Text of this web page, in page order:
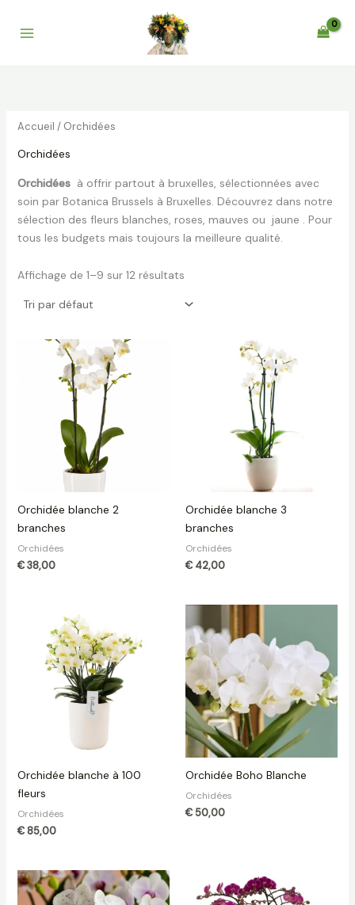
Accueil / Orchidées
Orchidées
Orchidéesà offrir partout à bruxelles, sélectionnées avec
soin par Botanica Brussels à Bruxelles. Découvrez dans notre
sélection des fleurs blanches, roses, mauves ou jaune . Pour
tous les budgets mais toujours la meilleure qualité.
Affichage de 1–9 sur 12 résultats
Orchidée blanche 2
branches
Orchidées
€38,00
Orchidée blanche 3
branches
Orchidées
€ 42,00
Orchidée blanche à 100
fleurs
Orchidées
€85,00
Orchidée Boho Blanche
Orchidées
€ 50,00